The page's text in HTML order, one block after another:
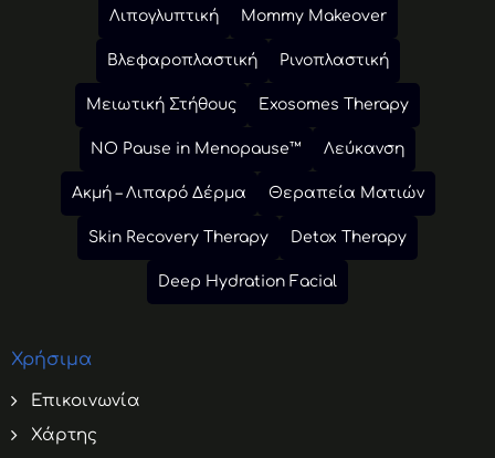
Λιπογλυπτική Mommy Makeover
Βλεφαροπλαστική Ρινοπλαστική
Μειωτική Στήθους Exosomes Therapy
NO Pause in Menopause™ Λεύκανση
Ακμή – Λιπαρό Δέρμα Θεραπεία Ματιών
Skin Recovery Therapy Detox Therapy
Deep Hydration Facial
Χρήσιμα
Επικοινωνία
Χάρτης